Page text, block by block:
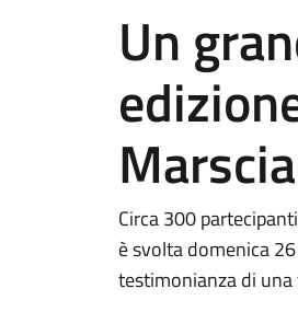
Un
Circa 300
è svolta domenica
testimonianza di